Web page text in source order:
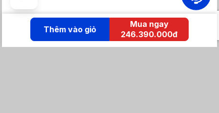
Thêm vào giỏ
Mua ngay
246.390.000đ